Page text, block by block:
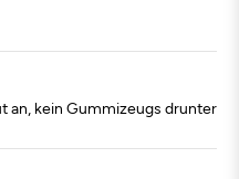
an, kein Gummizeugs drunter